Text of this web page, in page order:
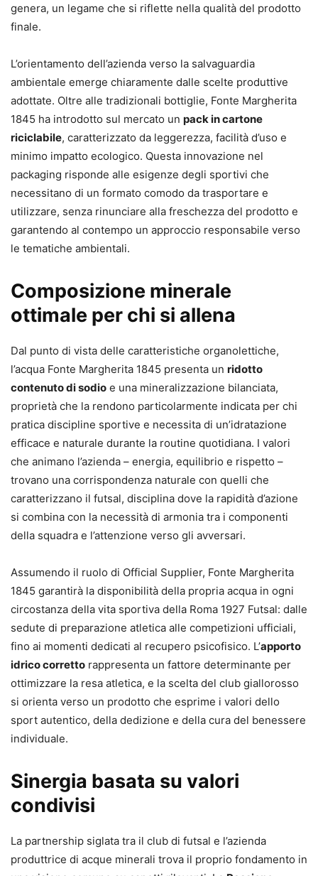
genera, un legame che si riflette nella qualità del prodotto
finale.
L’orientamento dell’azienda verso la salvaguardia
ambientale emerge chiaramente dalle scelte produttive
adottate. Oltre alle tradizionali bottiglie, Fonte Margherita
1845 ha introdotto sul mercato un pack in cartone
riciclabile, caratterizzato da leggerezza, facilità d’uso e
minimo impatto ecologico. Questa innovazione nel
packaging risponde alle esigenze degli sportivi che
necessitano di un formato comodo da trasportare e
utilizzare, senza rinunciare alla freschezza del prodotto e
garantendo al contempo un approccio responsabile verso
le tematiche ambientali.
Composizione minerale
ottimale per chi si allena
Dal punto di vista delle caratteristiche organolettiche,
l’acqua Fonte Margherita 1845 presenta un ridotto
contenuto di sodio e una mineralizzazione bilanciata,
proprietà che la rendono particolarmente indicata per chi
pratica discipline sportive e necessita di un’idratazione
efficace e naturale durante la routine quotidiana. I valori
che animano l’azienda – energia, equilibrio e rispetto –
trovano una corrispondenza naturale con quelli che
caratterizzano il futsal, disciplina dove la rapidità d’azione
si combina con la necessità di armonia tra i componenti
della squadra e l’attenzione verso gli avversari.
Assumendo il ruolo di Official Supplier, Fonte Margherita
1845 garantirà la disponibilità della propria acqua in ogni
circostanza della vita sportiva della Roma 1927 Futsal: dalle
sedute di preparazione atletica alle competizioni ufficiali,
fino ai momenti dedicati al recupero psicofisico. L’apporto
idrico corretto rappresenta un fattore determinante per
ottimizzare la resa atletica, e la scelta del club giallorosso
si orienta verso un prodotto che esprime i valori dello
sport autentico, della dedizione e della cura del benessere
individuale.
Sinergia basata su valori
condivisi
La partnership siglata tra il club di futsal e l’azienda
produttrice di acque minerali trova il proprio fondamento in